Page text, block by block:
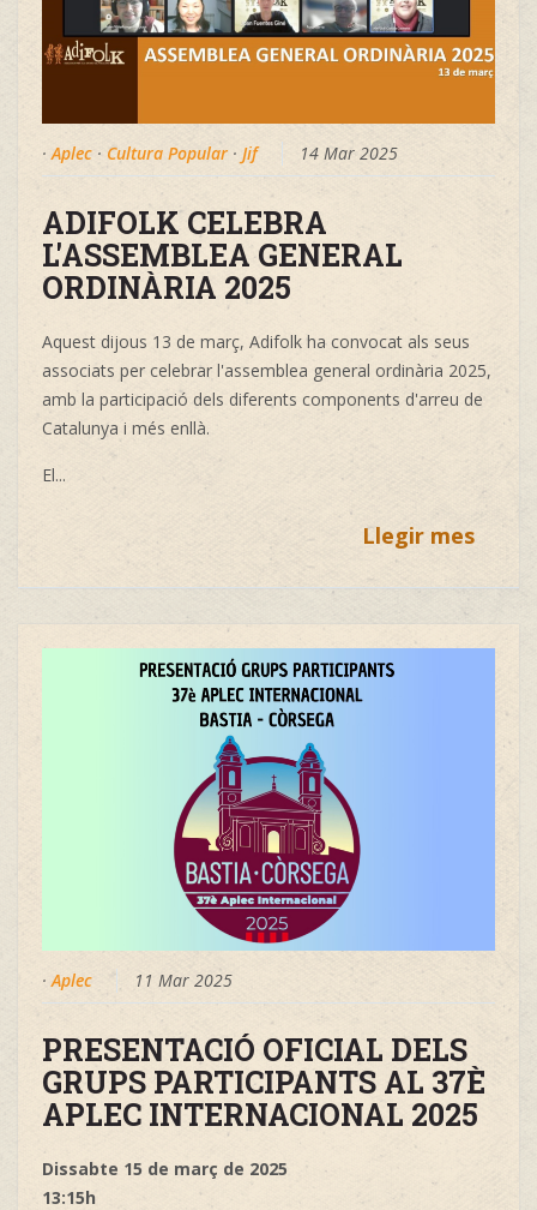
·Aplec · Cultura Popular · Jif 14 Mar 2025
ADIFOLK CELEBRA
L'ASSEMBLEA GENERAL
ORDINÀRIA 2025
Aquest dijous 13 de març, Adifolk ha convocat als seus
associats per celebrar l'assemblea general ordinària 2025,
amb la participació dels diferents components d'arreu de
Catalunya i més enllà.
El...
Llegir mes
·Aplec 11 Mar 2025
PRESENTACIÓ OFICIAL DELS
GRUPS PARTICIPANTS AL 37È
APLEC INTERNACIONAL 2025
Dissabte 15 de març de 2025
13:15h